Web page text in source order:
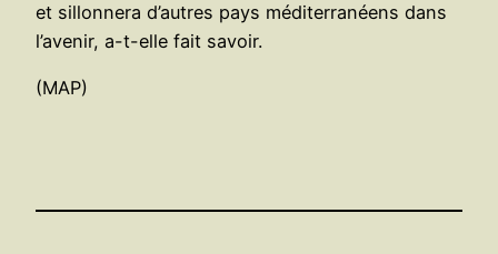
et sillonnera d’autres pays méditerranéens dans
l’avenir, a-t-elle fait savoir.
(MAP)